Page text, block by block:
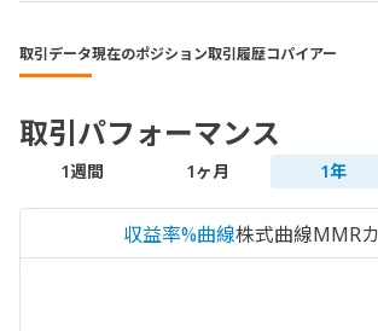
取引データ現在のポジション取引履歴コパイアー
取引パフォーマンス
1週間 1ヶ月 1年
収益率%曲線株式曲線MMR